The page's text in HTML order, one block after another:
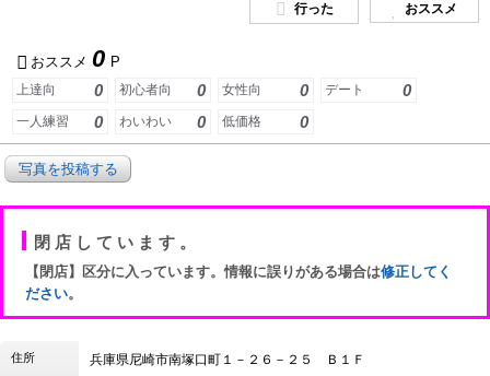
行った おススメ
おススメ 0 P
上達向 0 初心者向 0 女性向 0 デート 0
一人練習 0 わいわい 0 低価格 0
写真を投稿する
閉店しています。
【閉店】区分に入っています。情報に誤りがある場合は修正してく
ださい。
住所 兵庫県尼崎市南塚口町１－２６－２５ Ｂ１Ｆ